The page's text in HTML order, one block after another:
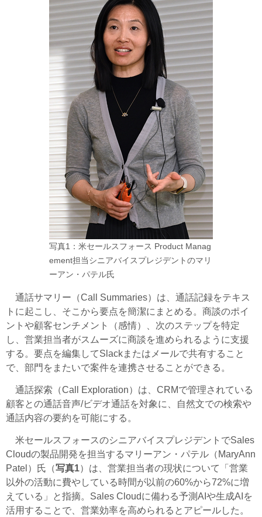
写真1：米セールスフォース Product Manag
ement担当シニアバイスプレジデントのマリ
ーアン・パテル氏
通話サマリー（Call Summaries）は、通話記録をテキス
トに起こし、そこから要点を簡潔にまとめる。商談のポイ
ントや顧客センチメント（感情）、次のステップを特定
し、営業担当者がスムーズに商談を進められるように支援
する。要点を編集してSlackまたはメールで共有すること
で、部門をまたいで案件を連携させることができる。
通話探索（Call Exploration）は、CRMで管理されている
顧客との通話音声/ビデオ通話を対象に、自然文での検索や
通話内容の要約を可能にする。
米セールスフォースのシニアバイスプレジデントでSales
Cloudの製品開発を担当するマリーアン・パテル（MaryAnn
Patel）氏（写真1）は、営業担当者の現状について「営業
以外の活動に費やしている時間が以前の60%から72%に増
えている」と指摘。Sales Cloudに備わる予測AIや生成AIを
活用することで、営業効率を高められるとアピールした。